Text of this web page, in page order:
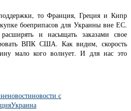
поддержки, то Франция, Греция и Кипр
боеприпасов для Украины вне ЕС.
и насыщать заказами свое
ВПК США. Как видим, скорость
мало кого волнует. И для нас это
новостиновости с
Украина